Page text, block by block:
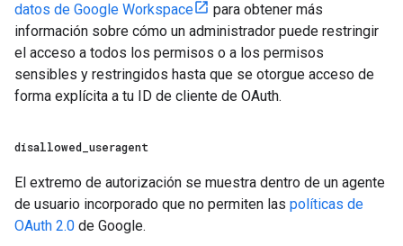
datos de Google Workspace
para obtener más
información sobre cómo un administrador puede restringir
el acceso a todos los permisos o a los permisos
sensibles y restringidos hasta que se otorgue acceso de
forma explícita a tu ID de cliente de OAuth.
disallowed useragent
El extremo de autorización se muestra dentro de un agente
de usuario incorporado que no permiten las políticas de
OAuth 2.0 de Google.